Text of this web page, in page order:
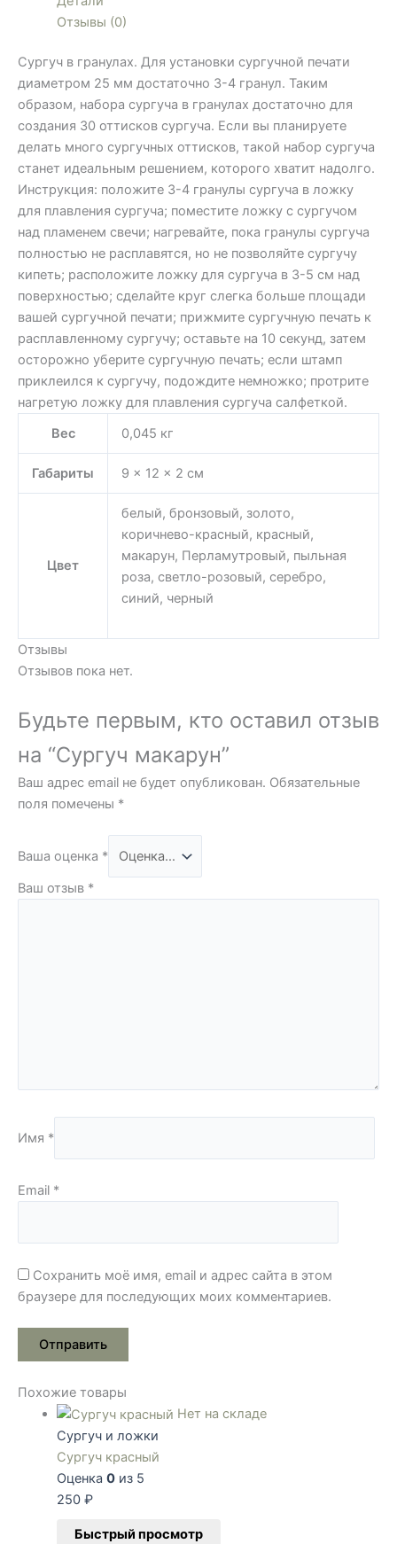
Отзывы (0)
Сургуч в гранулах. Для установки сургучной печати
диаметром 25 мм достаточно 3-4 гранул. Таким
образом, набора сургуча в гранулах достаточно для
создания 30 оттисков сургуча. Если вы планируете
делать много сургучных оттисков, такой набор сургуча
станет идеальным решением, которого хватит надолго.
Инструкция: положите 3-4 гранулы сургуча в ложку
для плавления сургуча; поместите ложку с сургучом
над пламенем свечи; нагревайте, пока гранулы сургуча
полностью не расплавятся, но не позволяйте сургучу
кипеть; расположите ложку для сургуча в 3-5 см над
поверхностью; сделайте круг слегка больше площади
вашей сургучной печати; прижмите сургучную печать к
расплавленному сургучу; оставьте на 10 секунд, затем
осторожно уберите сургучную печать; если штамп
приклеился к сургучу, подождите немножко; протрите
нагретую ложку для плавления сургуча салфеткой.
Вес
0,045 кг
Габариты 9 × 12 × 2 см
Цвет
белый, бронзовый, золото,
коричнево-красный, красный,
макарун, Перламутровый, пыльная
роза, светло-розовый, серебро,
синий, черный
Отзывы
Отзывов пока нет.
Будьте первым, кто оставил отзыв
на “Сургуч макарун”
Ваш адрес email не будет опубликован. Обязательные
поля помечены *
Ваша оценка *
Ваш отзыв *
Имя *
Email *
Сохранить моё имя, email и адрес сайта в этом
браузере для последующих моих комментариев.
Похожие товары
Нет на складе
Сургуч и ложки
Сургуч красный
Оценка 0из 5
250 ₽
Быстрый просмотр